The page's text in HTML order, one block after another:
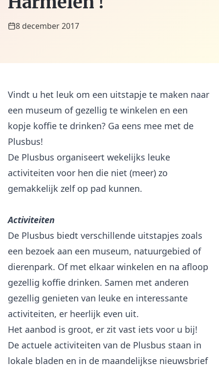
8 december 2017
Vindt u het leuk om een uitstapje te maken naar
een museum of gezellig te winkelen en een
kopje koffie te drinken? Ga eens mee met de
Plusbus!
De Plusbus organiseert wekelijks leuke
activiteiten voor hen die niet (meer) zo
gemakkelijk zelf op pad kunnen.
Activiteiten
De Plusbus biedt verschillende uitstapjes zoals
een bezoek aan een museum, natuurgebied of
dierenpark. Of met elkaar winkelen en na afloop
gezellig koffie drinken. Samen met anderen
gezellig genieten van leuke en interessante
activiteiten, er heerlijk even uit.
Het aanbod is groot, er zit vast iets voor u bij!
De actuele activiteiten van de Plusbus staan in
lokale bladen en in de maandelijkse nieuwsbrief